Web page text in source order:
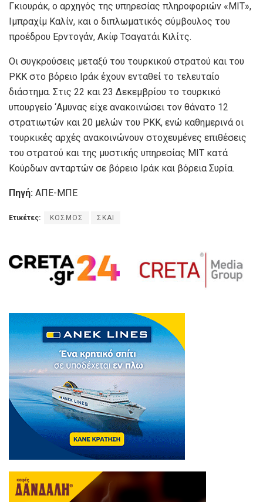
Γκιουράκ, ο αρχηγός της υπηρεσίας πληροφοριών «ΜΙΤ»,
Ιμπραχίμ Καλίν, και ο διπλωματικός σύμβουλος του
προέδρου Ερντογάν, Ακίφ Τσαγατάι Κιλίτς.
Οι συγκρούσεις μεταξύ του τουρκικού στρατού και του
ΡΚΚ στο βόρειο Ιράκ έχουν ενταθεί το τελευταίο
διάστημα. Στις 22 και 23 Δεκεμβρίου το τουρκικό
υπουργείο ‘Αμυνας είχε ανακοινώσει τον θάνατο 12
στρατιωτών και 20 μελών του ΡΚΚ, ενώ καθημερινά οι
τουρκικές αρχές ανακοινώνουν στοχευμένες επιθέσεις
του στρατού και της μυστικής υπηρεσίας ΜΙΤ κατά
Κούρδων ανταρτών σε βόρειο Ιράκ και βόρεια Συρία.
Πηγή: ΑΠΕ-ΜΠΕ
Ετικέτες: ΚΟΣΜΟΣ ΣΚΑΙ